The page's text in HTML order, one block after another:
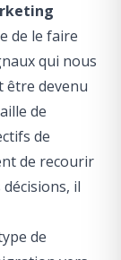
de le faire
qui nous
être devenu
de
de
de recourir
il
de